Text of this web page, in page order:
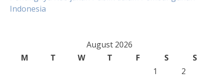
Indonesia
August 2026
M
T W T F S
S
1
2